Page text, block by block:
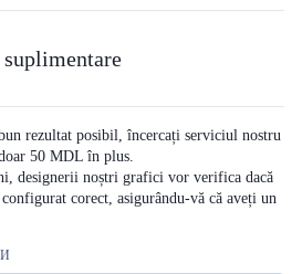
rezultat posibil, încercați serviciul nostru
50 MDL în plus.
designerii noștri grafici vor verifica dacă
corect, asigurându-vă că aveți un